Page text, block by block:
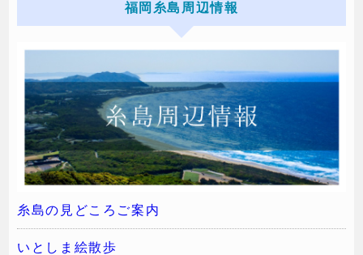
福岡糸島周辺情報
糸島の見どころご案内
いとしま絵散歩